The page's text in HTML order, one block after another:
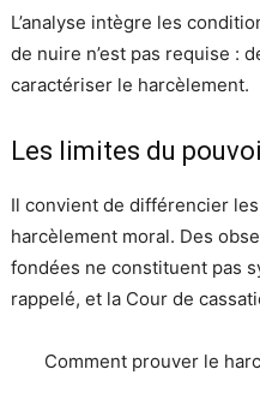
L’analyse intègre les
de nuire n’est pas requise :
caractériser le harcèlement.
Les limites du
Il convient de différencier
harcèlement moral. Des
fondées ne constituent pas
rappelé, et la Cour de
Comment prouver le